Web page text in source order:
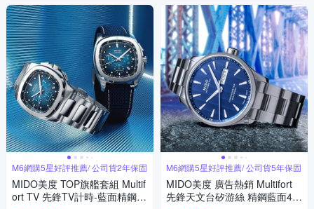
M6網購5星好評推薦/ 公司貨2年保固
MIDO美度 TOP旗艦套組 Multif
ort TV 先鋒TV計時-藍面精鋼 M
M6網購5星好評推薦/ 公司貨5年保固
MIDO美度 廣告熱銷 Multifort
先鋒天文台矽游絲 精鋼藍面42